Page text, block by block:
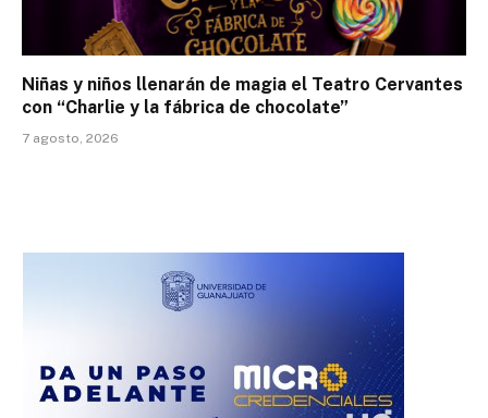
Niñas y niños llenarán de magia el Teatro Cervantes
con “Charlie y la fábrica de chocolate”
7 agosto, 2026